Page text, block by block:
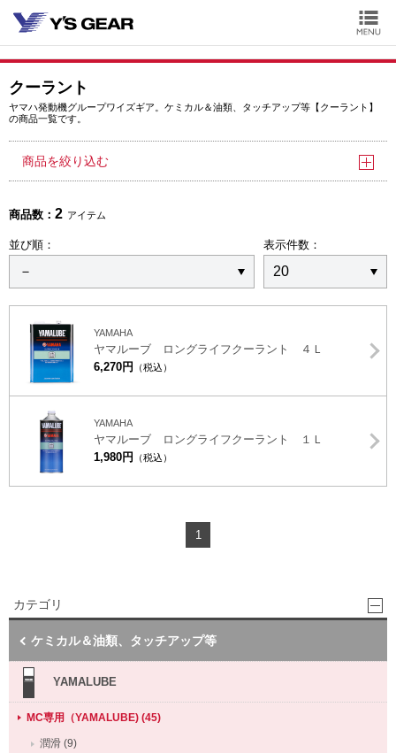
クーラント
ヤマハ発動機グループワイズギア。ケミカル＆油類、タッチアップ等【クーラント】
の商品一覧です。
商品を絞り込む
商品数： 2 アイテム
並び順： 表示件数：
YAMAHA
ヤマルーブ ロングライフクーラント ４Ｌ
6,270円
（税込）
YAMAHA
ヤマルーブ ロングライフクーラント １Ｌ
1,980円
（税込）
1
カテゴリ
ケミカル＆油類、タッチアップ等
YAMALUBE
MC専用（YAMALUBE) (45)
潤滑 (9)